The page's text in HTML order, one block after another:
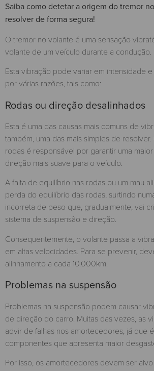
Saiba como detetar a origem do tremor
resolver de forma segura!
O tremor no volante é uma sensação
volante de um veículo durante a condução.
Esta vibração pode variar em intensidade
por várias razões, tais como:
Rodas ou direção desalinhados
Esta é uma das causas mais comuns de
também, uma das mais simples de
rodas é responsável por garantir uma
direção mais suave para o veículo.
A falta de equilíbrio nas rodas ou um mau
perda do equilíbrio das rodas, surtindo
incorreta de peso que, gradualmente, vai
sistema de suspensão e direção.
Consequentemente, o volante passa a
em altas velocidades. Para se prevenir,
alinhamento a cada 10.000km.
Problemas na suspensão
Problemas na suspensão podem causar
de direção do carro. Muitas das vezes, as
advir de falhas nos amortecedores, já que
componentes que apresenta maior
Por isso, os amortecedores devem ser